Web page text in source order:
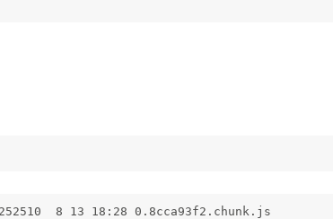
8 13 18:28 0.8cca93f2.chunk.js